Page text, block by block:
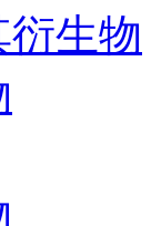
生物